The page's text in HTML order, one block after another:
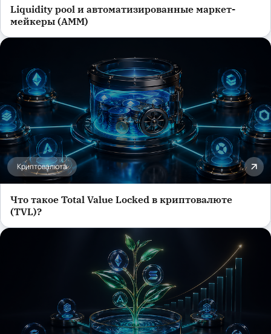
Liquidity pool и автоматизированные маркет-
мейкеры (AMM)
Криптовалюта
Что такое Total Value Locked в криптовалюте
(TVL)?